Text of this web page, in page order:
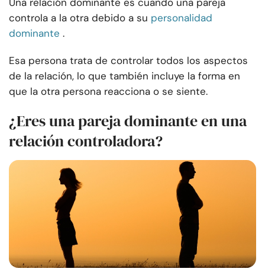
controla a la otra debido a su personalidad
dominante .
Esa persona trata de controlar todos los aspectos
de la relación, lo que también incluye la forma en
que la otra persona reacciona o se siente.
¿Eres una pareja dominante en una
relación controladora?